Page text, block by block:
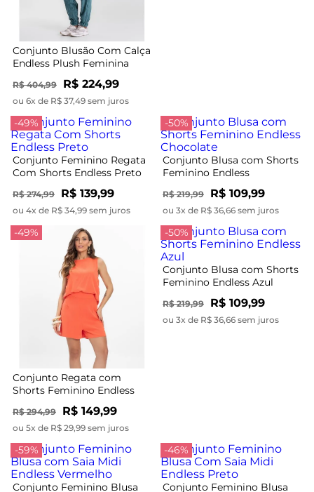
Conjunto Blusão Com Calça
Endless Plush Feminina
R$ 404,99 R$ 224,99
ou 6x de R$ 37,49 sem juros
-49%
Conjunto Feminino Regata
Com Shorts Endless Preto
R$ 274,99 R$ 139,99
ou 4x de R$ 34,99 sem juros
-50%
Conjunto Blusa com Shorts
Feminino Endless
R$ 219,99 R$ 109,99
ou 3x de R$ 36,66 sem juros
-49%
Conjunto Regata com
Shorts Feminino Endless
R$ 294,99 R$ 149,99
ou 5x de R$ 29,99 sem juros
-50%
Conjunto Blusa com Shorts
Feminino Endless Azul
R$ 219,99 R$ 109,99
ou 3x de R$ 36,66 sem juros
-59%
Conjunto Feminino Blusa
-46%
Conjunto Feminino Blusa